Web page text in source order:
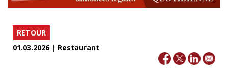
RETOUR
01.03.2026 | Restaurant